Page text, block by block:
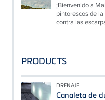
¡Bienvenido a
pintorescos de
contra las
PRODUCTS
DRENAJE
Canaleta de